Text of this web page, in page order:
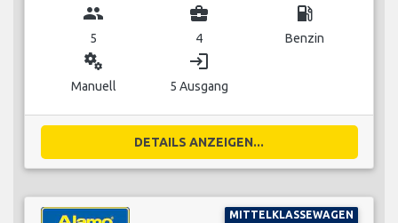
group
5
business_center
4
local_gas_station
Benzin
miscellaneous_services
Manuell
login
5 Ausgang
DETAILS ANZEIGEN...
MITTELKLASSEWAGEN